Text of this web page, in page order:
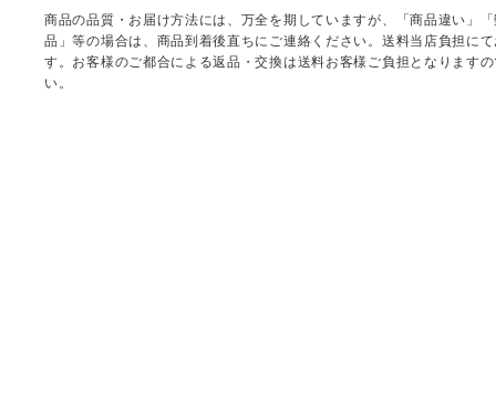
商品の品質・お届け方法には、万全を期していますが、「商品違い」
品」等の場合は、商品到着後直ちにご連絡ください。送料当店負担に
す。お客様のご都合による返品・交換は送料お客様ご負担となります
い。